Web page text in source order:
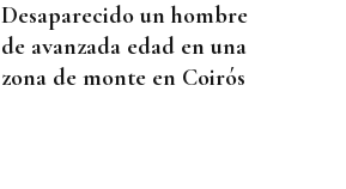
Desaparecido un hombre
de avanzada edad en una
zona de monte en Coirós